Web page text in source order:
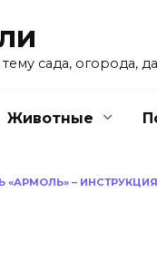
сада, огорода,
Животные
«АРМОЛЬ» –